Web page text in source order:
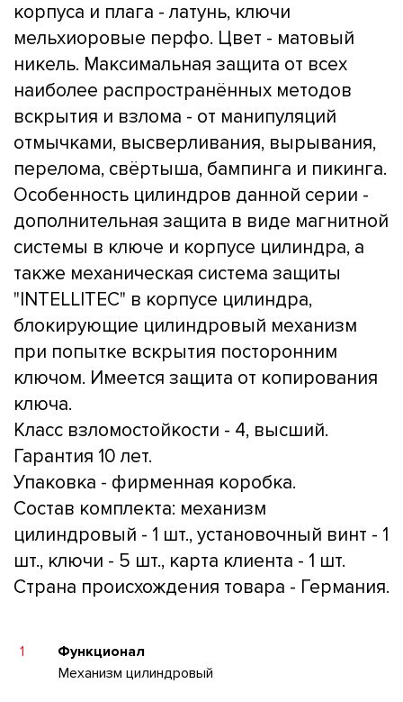
корпуса и плага - латунь, ключи
мельхиоровые перфо. Цвет - матовый
никель. Максимальная защита от всех
наиболее распространённых методов
вскрытия и взлома - от манипуляций
отмычками, высверливания, вырывания,
перелома, свёртыша, бампинга и пикинга.
Особенность цилиндров данной серии -
дополнительная защита в виде магнитной
системы в ключе и корпусе цилиндра, а
также механическая система защиты
"INTELLITEC" в корпусе цилиндра,
блокирующие цилиндровый механизм
при попытке вскрытия посторонним
ключом. Имеется защита от копирования
ключа.
Класс взломостойкости - 4, высший.
Гарантия 10 лет.
Упаковка - фирменная коробка.
Состав комплекта: механизм
цилиндровый - 1 шт., установочный винт - 1
шт., ключи - 5 шт., карта клиента - 1 шт.
Страна происхождения товара - Германия.
1
Функционал
Механизм цилиндровый